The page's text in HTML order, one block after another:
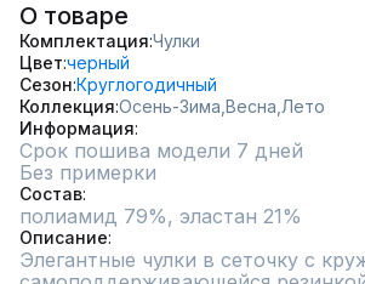
О товаре
Комплектация Чулки
Цвет черный
Сезон Круглогодичный
Коллекция Осень-Зима, Весна, Лето
Информация
Срок пошива модели 7 дней
Без примерки
Состав
полиамид 79%, эластан 21%
Описание
Элегантные чулки в сеточку с